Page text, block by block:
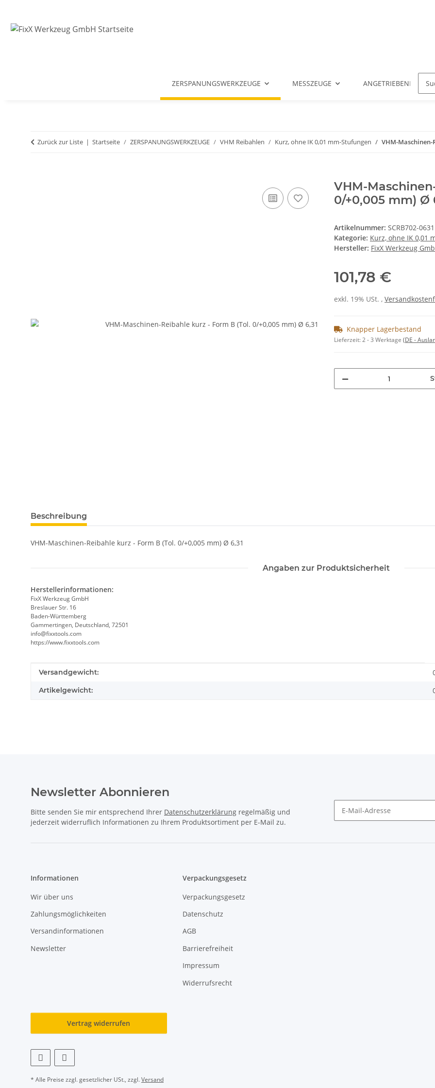
ZERSPANUNGSWERKZEUGE MESSZEUGE ANGETRIEBENE
Zurück zur Liste Startseite ZERSPANUNGSWERKZEUGE VHM Reibahlen Kurz, ohne IK 0,01 mm-Stufungen VHM-Maschinen-
VHM-
0/+0,005 mm) Ø
Artikelnummer: SCRB702-0631
Kategorie: Kurz, ohne IK 0,01
Hersteller: FixX Werkzeug
101,78 €
exkl. 19% USt. ,
Knapper Lagerbestand
Lieferzeit:2 - 3 Werktage (DE -
weitere Registerkarten anzeigen
Beschreibung
VHM-Maschinen-Reibahle kurz - Form B (Tol. 0/+0,005 mm) Ø 6,31
Angaben zur Produktsicherheit
Herstellerinformationen:
FixX Werkzeug GmbH
Breslauer Str. 16
Baden-Württemberg
Gammertingen, Deutschland, 72501
info@fixxtools.com
https://www.fixxtools.com
Produkteigenschaft
Wert
Versandgewicht:
Artikelgewicht:
Newsletter Abonnieren
Bitte senden Sie mir entsprechend Ihrer Datenschutzerklärung regelmäßig und
jederzeit widerruflich Informationen zu Ihrem Produktsortiment per E-Mail zu.
Informationen
Wir über uns
Zahlungsmöglichkeiten
Versandinformationen
Newsletter
Verpackungsgesetz
Verpackungsgesetz
Datenschutz
AGB
Barrierefreiheit
Impressum
Widerrufsrecht
Vertrag widerrufen
* Alle Preise zzgl. gesetzlicher USt., zzgl.Versand